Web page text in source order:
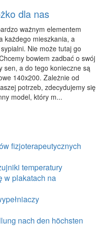
dla nas
ważnym elementem
każdego mieszkania, a
Nie może tutaj go
bowiem zadbać o swój
sen, a do tego konieczne są
140x200. Zależnie od
potrzeb, zdecydujemy się
model, który m...
fizjoterapeutycznych
temperatury
w plakatach na
nach den höchsten